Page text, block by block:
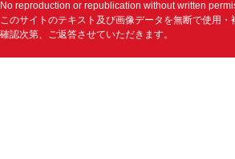
No reproduction or republication without written
このサイトのテキスト及び画像データを無断で使用
確認次第、ご返答させていただきます。